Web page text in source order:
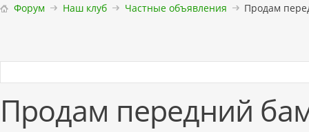
Форум Наш клуб Частные объявления Продам
Продам передний